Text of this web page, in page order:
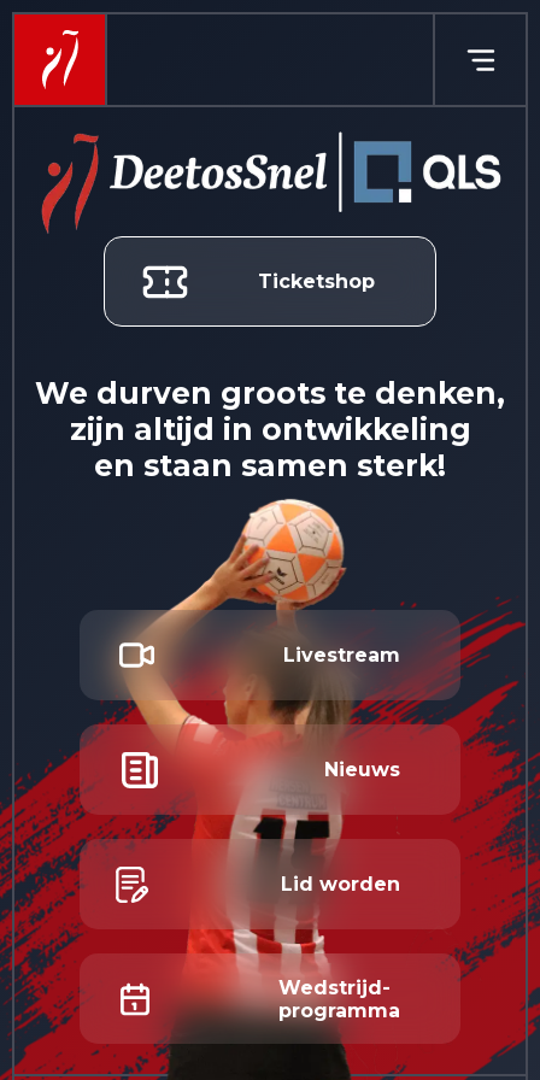
We durven groots te denken,
zijn altijd in ontwikkeling
en staan samen sterk!
Ticketshop
Livestream
Nieuws
Lid worden
Wedstrijd-
programma